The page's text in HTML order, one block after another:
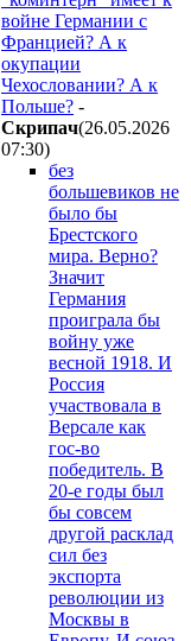
войне Германии с
Францией? А к
окупации
Чехословании? А к
Польше? -
Cкpипaч(26.05.2026
07:30)
без
большевиков не
было бы
Брестского
мира. Верно?
Значит
Германия
проиграла бы
войну уже
весной 1918. И
Россия
участвовала в
Версале как
гос-во
победитель. В
20-е годы был
бы совсем
другой расклад
сил без
экспорта
революции из
Москвы в